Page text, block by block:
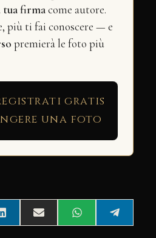
tua firmacome autore.
più ti fai conoscere — e
premierà le foto più
gratis
una foto
Share
on
LinkedInShare
on
Email Share
on
WhatsAppShare
on